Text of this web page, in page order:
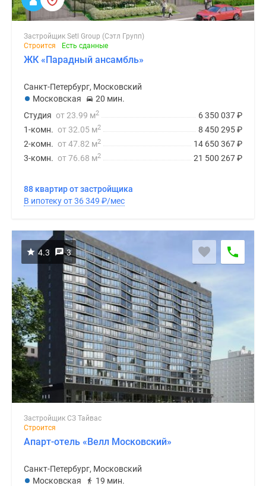
Застройщик Setl Group (Сэтл Групп)
Строится
Есть сданные
ЖК «Парадный ансамбль»
Санкт-Петербург, Московский
Московская
20 мин.
6 350 037₽
Студия от 23.99 м2
8 450 295₽
1-комн. от 32.05 м2
14 650 367₽
2-комн. от 47.82 м2
21 500 267₽
3-комн. от 76.68 м2
88 квартир от застройщика
В ипотеку от 36 349 ₽/мес
4.3 3
Застройщик СЗ Тайвас
Строится
Апарт-отель «Велл Московский»
Санкт-Петербург, Московский
Московская
19 мин.